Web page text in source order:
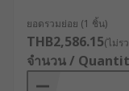
ยอดรวมย่อย (1 ชิ้น)
THB2,586.15(ไม่ร
จำนวน /